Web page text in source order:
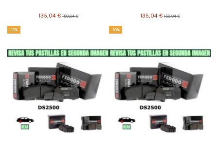
135,04 € 150,04 € 135,04 € 150,04 €
-10% -10%